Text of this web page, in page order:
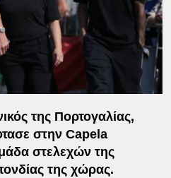
της Πορτογαλίας,
στην Capela
στελεχών της
της χώρας.